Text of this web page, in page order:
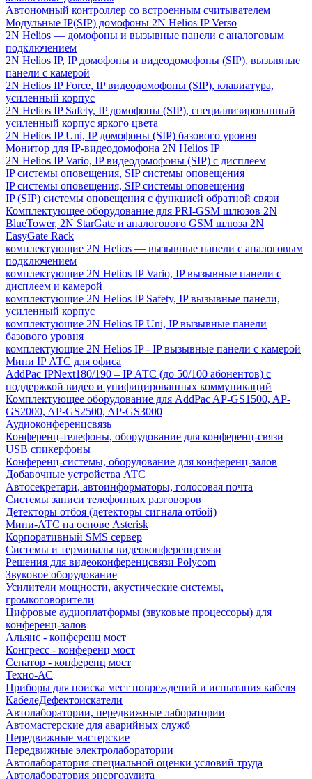
Автономный контроллер со встроенным считывателем
Модульные IP(SIP) домофоны 2N Helios IP Verso
2N Helios — домофоны и вызывные панели с аналоговым
подключением
2N Helios IP, IP домофоны и видеодомофоны (SIP), вызывные
панели с камерой
2N Helios IP Force, IP видеодомофоны (SIP), клавиатура,
усиленный корпус
2N Helios IP Safety, IP домофоны (SIP), специализированный
усиленный корпус яркого цвета
2N Helios IP Uni, IP домофоны (SIP) базового уровня
Монитор для IP-видеодомофона 2N Helios IP
2N Helios IP Vario, IP видеодомофоны (SIP) с дисплеем
IP системы оповещения, SIP системы оповещения
IP системы оповещения, SIP системы оповещения
IP (SIP) системы оповещения с функцией обратной связи
Комплектующее оборудование для PRI-GSM шлюзов 2N
BlueTower, 2N StarGate и аналогового GSM шлюза 2N
EasyGate Rack
комплектующие 2N Helios — вызывные панели с аналоговым
подключением
комплектующие 2N Helios IP Vario, IP вызывные панели с
дисплеем и камерой
комплектующие 2N Helios IP Safety, IP вызывные панели,
усиленный корпус
комплектующие 2N Helios IP Uni, IP вызывные панели
базового уровня
комплектующие 2N Helios IP - IP вызывные панели с камерой
Мини IP АТС для офиса
AddPac IPNext180/190 – IP АТС (до 50/100 абонентов) с
поддержкой видео и унифицированных коммуникаций
Комплектующее оборудование для AddPac AP-GS1500, AP-
GS2000, AP-GS2500, AP-GS3000
Аудиоконференцсвязь
Конференц-телефоны, оборудование для конференц-связи
USB спикерфоны
Конференц-системы, оборудование для конференц-залов
Добавочные устройства АТС
Автосекретари, автоинформаторы, голосовая почта
Системы записи телефонных разговоров
Детекторы отбоя (детекторы сигнала отбой)
Мини-АТС на основе Asterisk
Корпоративный SMS сервер
Системы и терминалы видеоконференцсвязи
Решения для видеоконференцсвязи Polycom
Звуковое оборудование
Усилители мощности, акустические системы,
громкоговорители
Цифровые аудиоплатформы (звуковые процессоры) для
конференц-залов
Альянс - конференц мост
Конгресс - конференц мост
Сенатор - конференц мост
Техно-АС
Приборы для поиска мест повреждений и испытания кабеля
КабелеДефектоискатели
Автолаборатории, передвижные лаборатории
Автомастерские для аварийных служб
Передвижные мастерские
Передвижные электролаборатории
Автолаборатория специальной оценки условий труда
Автолаборатория энергоаудита